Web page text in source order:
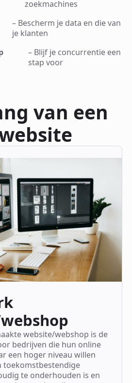
zoekmachines
– Bescherm je data en die van
je klanten
– Blijf je concurrentie een
stap voor
van een
website/webshop is de
bedrijven die hun online
een hoger niveau willen
toekomstbestendige
te onderhouden is en